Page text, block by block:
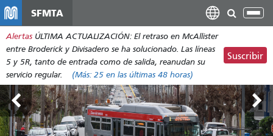
contenido
principal
SFMTA
Alertas ÚLTIMA ACTUALIZACIÓN: El retraso en McAllister
entre Broderick y Divisadero se ha solucionado. Las líneas
5 y 5R, tanto de entrada como de salida, reanudan su
servicio regular.
(Más: 25 en las últimas 48 horas)
Suscribir